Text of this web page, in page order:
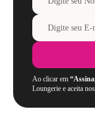
Ao clicar em
Loungerie e aceita